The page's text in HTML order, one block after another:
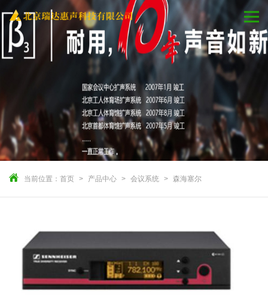
当前位置： 首页 产品中心 会议系统 森海塞尔